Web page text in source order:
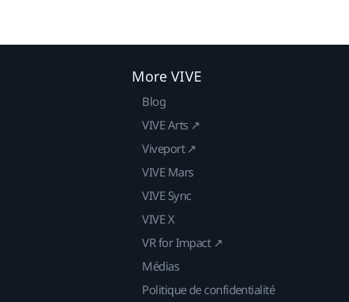
More VIVE
Blog
VIVE Arts ↗
Viveport ↗
VIVE Mars
VIVE Sync
VIVE X
VR for Impact ↗
Médias
Politique de confidentialité